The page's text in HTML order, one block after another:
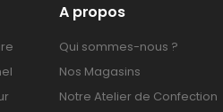
A propos
Qui sommes-nous ?
Nos Magasins
Notre Atelier de Confection